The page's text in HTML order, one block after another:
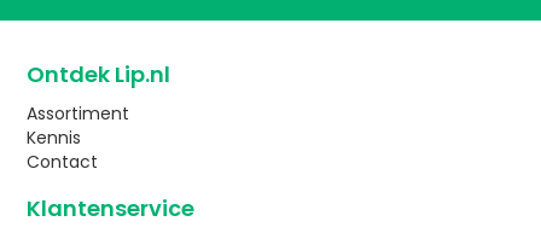
Ontdek Lip.nl
Assortiment
Kennis
Contact
Klantenservice